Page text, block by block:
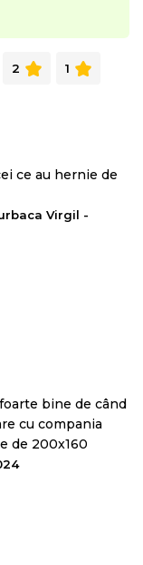
perfect
ele nu
oferind
partenerul de
de presiunea
pentru a
2 1
ce au hernie de
Virgil -
bine de când
cu compania
de 200x160